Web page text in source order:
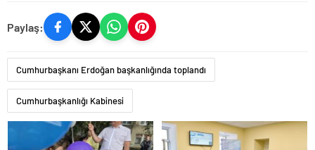
Paylaş:
Cumhurbaşkanı Erdoğan başkanlığında toplandı
Cumhurbaşkanlığı Kabinesi